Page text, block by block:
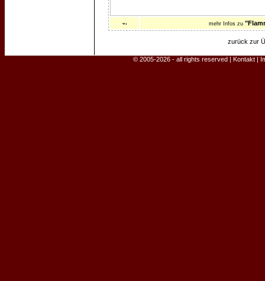
mehr Infos zu
zurück zur
© 2005-2026 - all rights reserved | Kontakt |